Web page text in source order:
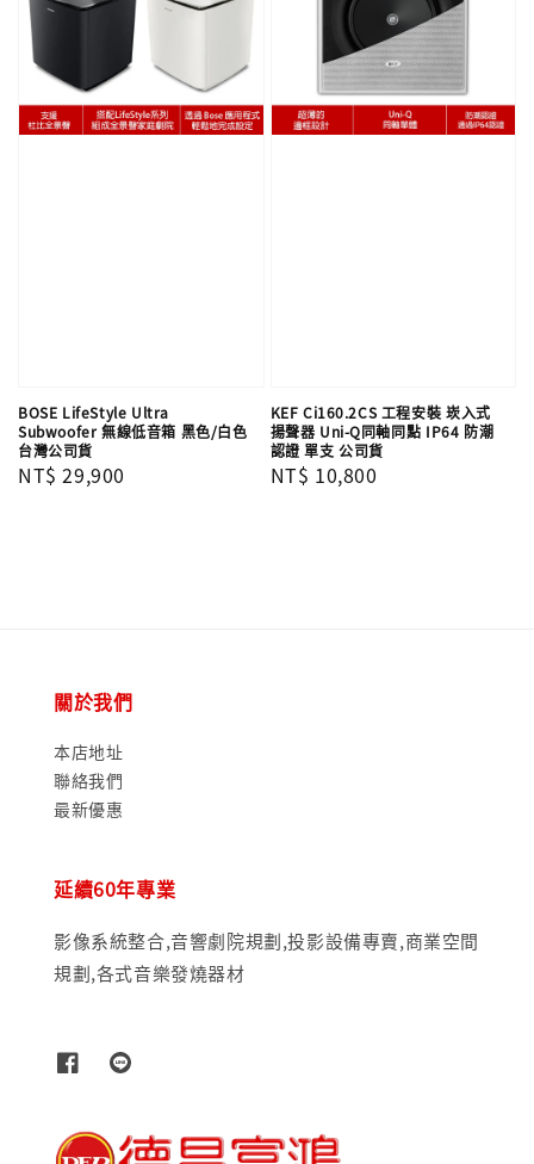
BOSE LifeStyle Ultra
Subwoofer 無線低音箱 黑色/白色
台灣公司貨
Regular
NT$ 29,900
KEF Ci160.2CS 工程安裝 崁入式
揚聲器 Uni-Q同軸同點 IP64 防潮
認證 單支​​​​​​​ 公司貨
Regular
NT$ 10,800
關於我們
本店地址
聯絡我們
最新優惠
延續60年專業
影像系統整合,音響劇院規劃,投影設備專賣,商業空間
規劃,各式音樂發燒器材